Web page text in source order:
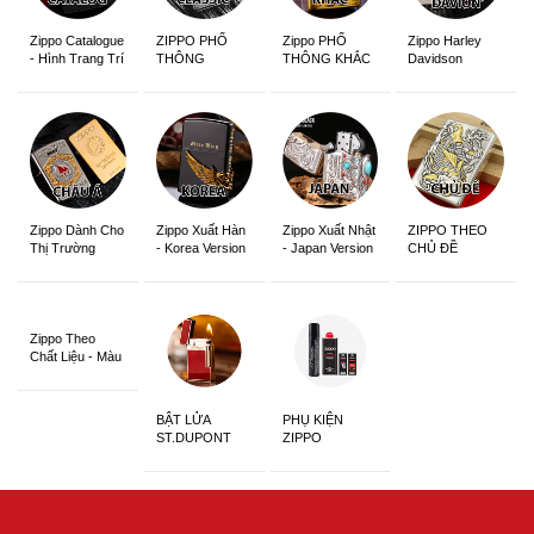
Zippo Catalogue
- Hình Trang Trí
ZIPPO PHỔ
THÔNG
Zippo PHỔ
THÔNG KHẮC
Zippo Harley
Davidson
Zippo Dành Cho
Thị Trường
Zippo Xuất Hàn
- Korea Version
Zippo Xuất Nhật
- Japan Version
ZIPPO THEO
CHỦ ĐỀ
Zippo Theo
Chất Liệu - Màu
BẬT LỬA
ST.DUPONT
PHỤ KIỆN
ZIPPO